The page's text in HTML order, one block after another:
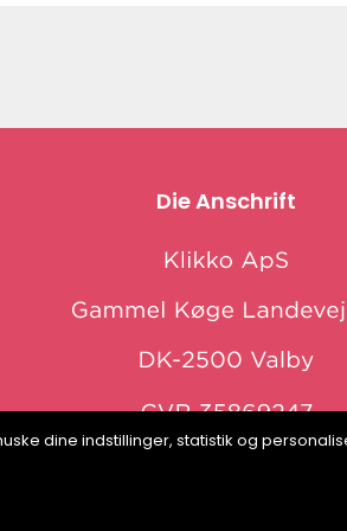
Die Anschrift
web:www.klikko.dk
dine indstillinger, statistik og